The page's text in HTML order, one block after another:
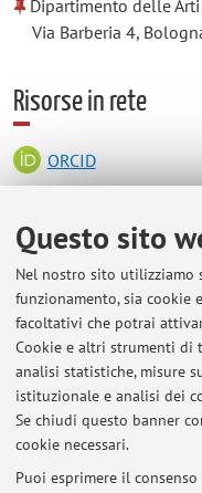
Questo sito
Nel nostro sito utilizziamo
funzionamento, sia cookie
facoltativi che potrai
Cookie e altri strumenti di
analisi statistiche, misure
istituzionale e analisi dei
Se chiudi questo banner
cookie necessari.
Puoi esprimere il
Dipartimento delle Arti
Via Barberia 4,
Risorse in rete
ORCID
Orario di
Lunedì ore 9:30 (c/o
40123 Bologna o via
Gli studenti sono
appuntamento con il